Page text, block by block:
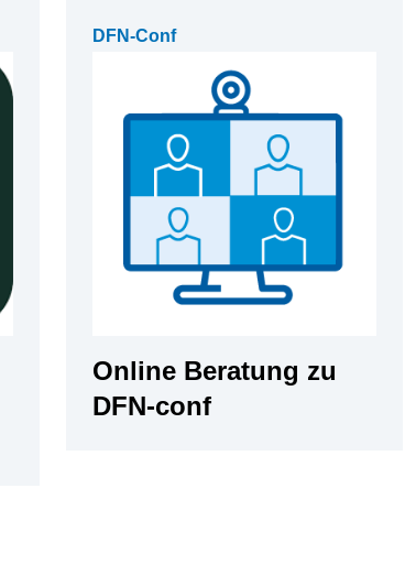
DFN-Conf
Online Beratung zu
DFN-conf